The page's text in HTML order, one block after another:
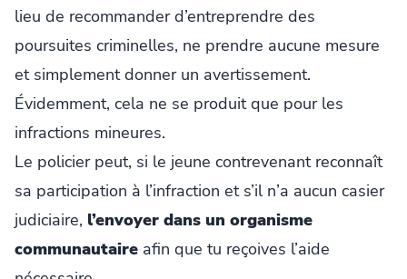
lieu de recommander d’entreprendre des
poursuites criminelles, ne prendre aucune mesure
et simplement donner un avertissement.
Évidemment, cela ne se produit que pour les
infractions mineures.
Le policier peut, si le jeune contrevenant reconnaît
sa participation à l’infraction et s’il n’a aucun casier
judiciaire, l’envoyer dans un organisme
communautaire afin que tu reçoives l’aide